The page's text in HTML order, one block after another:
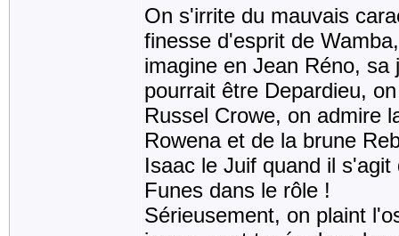
On s'irrite du mauvais
finesse d'esprit de
imagine en Jean Réno,
pourrait être Depardieu,
Russel Crowe, on admire
Rowena et de la brune
Isaac le Juif quand il
Funes dans le rôle !
Sérieusement, on plaint